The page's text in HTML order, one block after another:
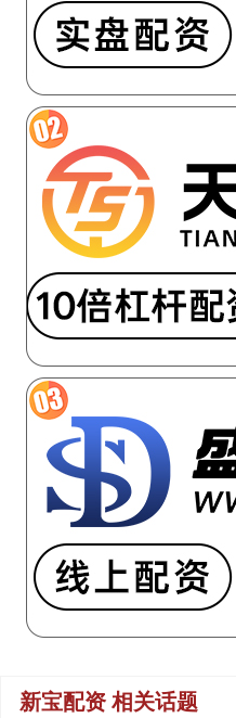
新宝配资 相关话题